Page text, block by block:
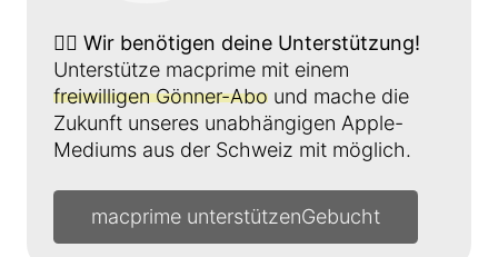
👉🏼 Wir benötigen deine Unterstützung!
Unterstütze macprime mit einem
freiwilligen Gönner-Abo und mache die
Zukunft unseres unabhängigen Apple-
Mediums aus der Schweiz mit möglich.
macprime unterstützen